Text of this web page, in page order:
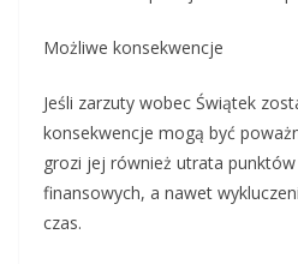
Możliwe konsekwencje
Jeśli zarzuty wobec Świątek
konsekwencje mogą być
grozi jej również utrata
finansowych, a nawet
czas.